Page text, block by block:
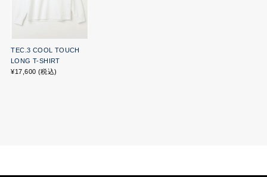
TEC.3 COOL TOUCH
LONG T-SHIRT
¥17,600 (税込)